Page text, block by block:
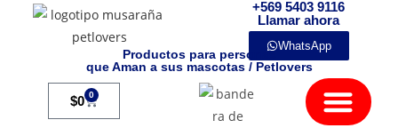
+569 5403 9116
Llamar ahora
WhatsApp
Productos para personas
que Aman a sus mascotas / Petlovers
$0 0